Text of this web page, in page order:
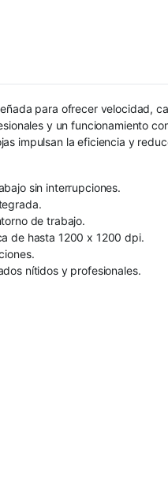
para ofrecer velocidad,
y un funcionamiento
impulsan la eficiencia y
sin interrupciones.
de trabajo.
de hasta 1200 x 1200 dpi.
nítidos y profesionales.